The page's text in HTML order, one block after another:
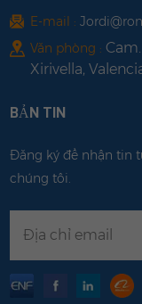
E-mail :
Văn phòng :
Xirivella,
BẢN TIN
Đăng ký để nhận tin
chúng tôi.